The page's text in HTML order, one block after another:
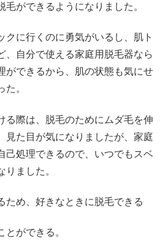
毛ができるようになりました。
クに行くのに勇気がいるし、肌ト
、自分で使える家庭用脱毛器なら
ができるから、肌の状態も気にせ
。
る際は、脱毛のためにムダ毛を伸
見た目が気になりましたが、家庭
己処理できるので、いつでもスベ
りました。
ため、好きなときに脱毛できる
ができる。